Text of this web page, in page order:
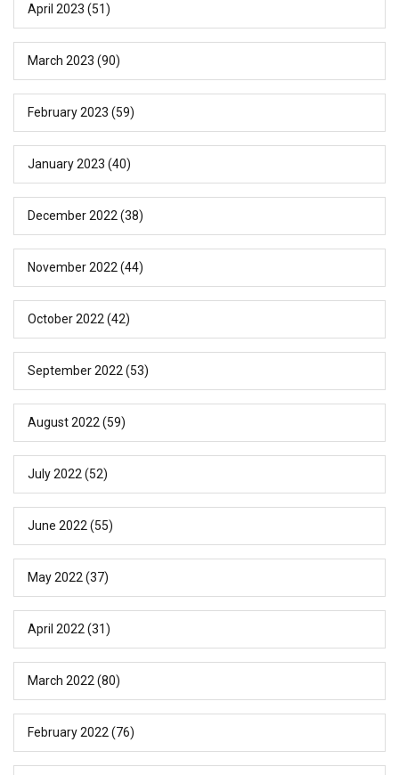
April 2023 (51)
March 2023 (90)
February 2023 (59)
January 2023 (40)
December 2022 (38)
November 2022 (44)
October 2022 (42)
September 2022 (53)
August 2022 (59)
July 2022 (52)
June 2022 (55)
May 2022 (37)
April 2022 (31)
March 2022 (80)
February 2022 (76)